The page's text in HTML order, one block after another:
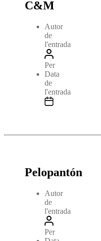
C&M
Autor
de
l'entrada
Per
Data
de
l'entrada
Pelopantón
Autor
de
l'entrada
Per